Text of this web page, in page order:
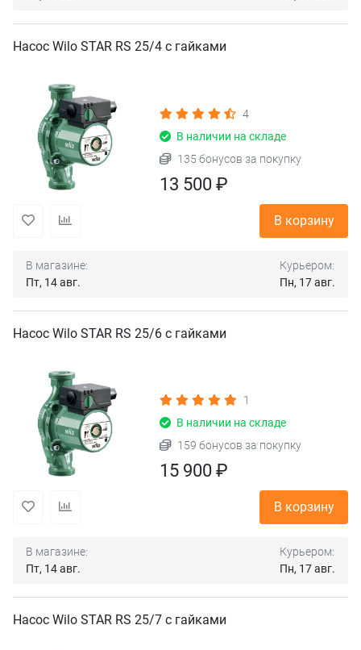
Насос Wilo STAR RS 25/4 с гайками
4
В наличии на складе
135 бонусов за покупку
13 500 ₽
В корзину
В магазине:
Пт, 14 авг.
Курьером:
Пн, 17 авг.
Насос Wilo STAR RS 25/6 с гайками
1
В наличии на складе
159 бонусов за покупку
15 900 ₽
В корзину
В магазине:
Пт, 14 авг.
Курьером:
Пн, 17 авг.
Насос Wilo STAR RS 25/7 с гайками